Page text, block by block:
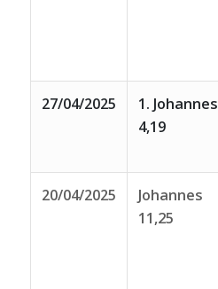
27/04/2025
1. Johannes
4,19
20/04/2025
Johannes
11,25